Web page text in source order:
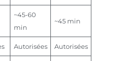
~45-60
min
~45 min
Autorisées Autorisées